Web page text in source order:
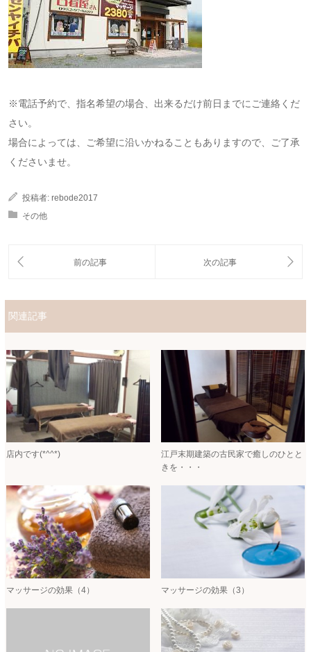
※電話予約で、指名希望の場合、出来るだけ前日までにご連絡くだ
さい。
場合によっては、ご希望に沿いかねることもありますので、ご了承
くださいませ。
投稿者: rebode2017
その他
関連記事
店内です(*^^*)
江戸末期建築の古民家で癒しのひとと
きを・・・
マッサージの効果（4） マッサージの効果（3）